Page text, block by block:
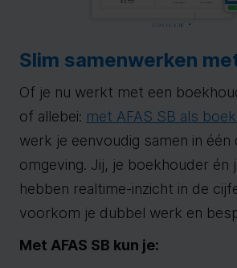
Slim samenwerken
Of je nu werkt met een
of allebei: met AFAS SB als
werk je eenvoudig samen in één
omgeving. Jij, je boekhouder én
hebben realtime-inzicht in de
voorkom je dubbel werk en
Met AFAS SB kun je: